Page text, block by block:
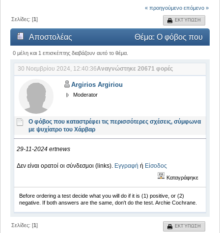
« προηγούμενο επόμενο »
ΕΚΤΎΠΩΣΗ
Σελίδες: [1]
Αποστολέας
Θέμα: O φόβος που
καταστρέφει τις περισσότερες σχέσεις, σύμφωνα με
ψυχίατρο του Χάρβαρ (Αναγνώστηκε 20671 φορές)
0 μέλη και 1 επισκέπτης διαβάζουν αυτό το θέμα.
30 Νοεμβρίου 2024, 12:40:36Αναγνώστηκε 20671 φορές
Argirios Argiriou
Moderator
O φόβος που καταστρέφει τις περισσότερες σχέσεις, σύμφωνα
με ψυχίατρο του Χάρβαρ
29-11-2024 ertnews
Δεν είναι ορατοί οι σύνδεσμοι (links). Εγγραφή ή Είσοδος
Καταγράφηκε
Before ordering a test decide what you will do if it is (1) positive, or (2)
negative. If both answers are the same, don't do the test. Archie Cochrane.
ΕΚΤΎΠΩΣΗ
Σελίδες: [1]